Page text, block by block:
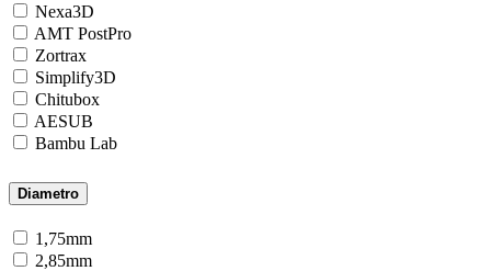
Nexa3D
AMT PostPro
Zortrax
Simplify3D
Chitubox
AESUB
Bambu Lab
Diametro
1,75mm
2,85mm